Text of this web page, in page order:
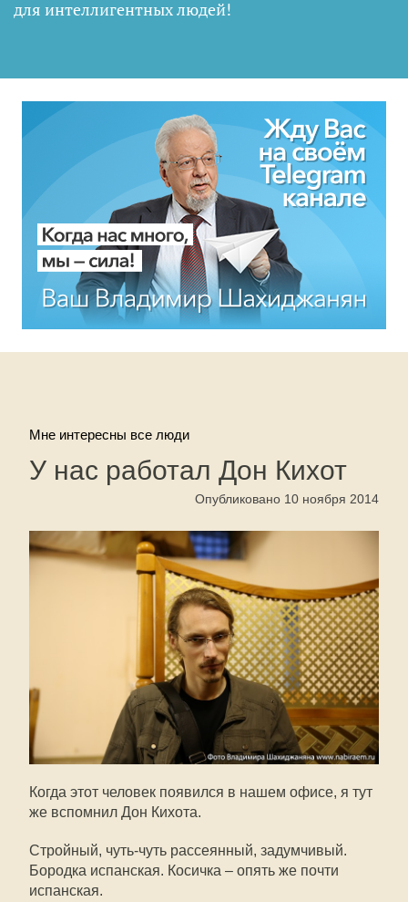
для интеллигентных людей!
Мне интересны все люди
У нас работал Дон Кихот
Опубликовано 10 ноября 2014
Когда этот человек появился в нашем офисе, я тут
же вспомнил Дон Кихота.
Стройный, чуть-чуть рассеянный, задумчивый.
Бородка испанская. Косичка – опять же почти
испанская.